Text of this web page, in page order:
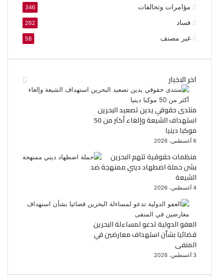
مؤامرات وتحالفات 346
فساد 262
غير مصنف 58
اخر الاخبار
منتدى حقوقي يدين تصعيد البحرين
استهداف الشيعة وإلغاء أكثر من 50
موكبا دينيا
6 أغسطس، 2026
منظمات حقوقية تتهم البحرين
بشن حملة اضطهاد ديني ممنهجة ضد
الشيعة
4 أغسطس، 2026
العفو الدولية تدعو لمساءلة البحرين
قضائيا بشأن استهداف معارضين في
المنفى
3 أغسطس، 2026